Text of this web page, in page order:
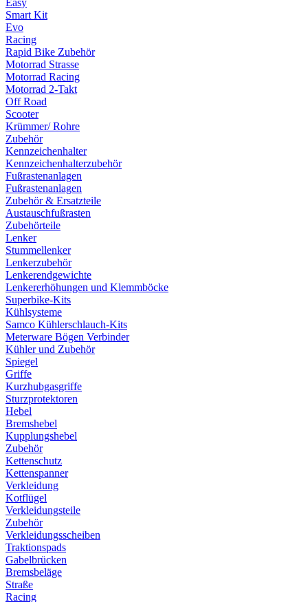
Easy
Smart Kit
Evo
Racing
Rapid Bike Zubehör
Motorrad Strasse
Motorrad Racing
Motorrad 2-Takt
Off Road
Scooter
Krümmer/ Rohre
Zubehör
Kennzeichenhalter
Kennzeichenhalterzubehör
Fußrastenanlagen
Fußrastenanlagen
Zubehör & Ersatzteile
Austauschfußrasten
Zubehörteile
Lenker
Stummellenker
Lenkerzubehör
Lenkerendgewichte
Lenkererhöhungen und Klemmböcke
Superbike-Kits
Kühlsysteme
Samco Kühlerschlauch-Kits
Meterware Bögen Verbinder
Kühler und Zubehör
Spiegel
Griffe
Kurzhubgasgriffe
Sturzprotektoren
Hebel
Bremshebel
Kupplungshebel
Zubehör
Kettenschutz
Kettenspanner
Verkleidung
Kotflügel
Verkleidungsteile
Zubehör
Verkleidungsscheiben
Traktionspads
Gabelbrücken
Bremsbeläge
Straße
Racing